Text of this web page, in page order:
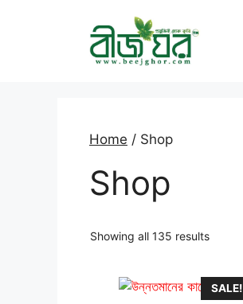
Home / Shop
Shop
Showing all 135 resultsSorted
SALE!